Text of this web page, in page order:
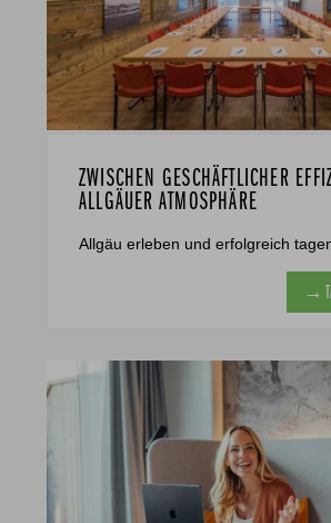
ZWISCHEN GESCHÄFTLICHER
ALLGÄUER ATMOSPHÄRE
Allgäu erleben und erfolgreich
→